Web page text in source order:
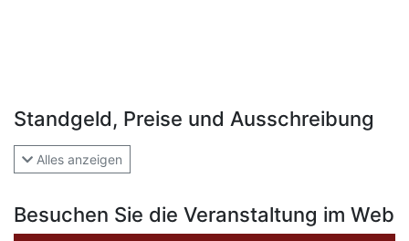
Standgeld, Preise und Ausschreibung
Alles anzeigen
Besuchen Sie die Veranstaltung im Web